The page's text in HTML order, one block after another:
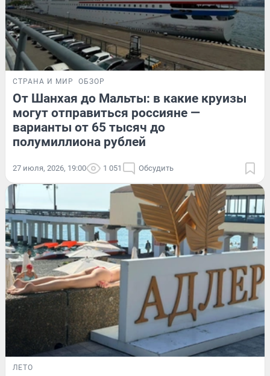
СТРАНА И МИР ОБЗОР
От Шанхая до Мальты: в какие круизы
могут отправиться россияне —
варианты от 65 тысяч до
полумиллиона рублей
27 июля, 2026, 19:00 1 051 Обсудить
ЛЕТО